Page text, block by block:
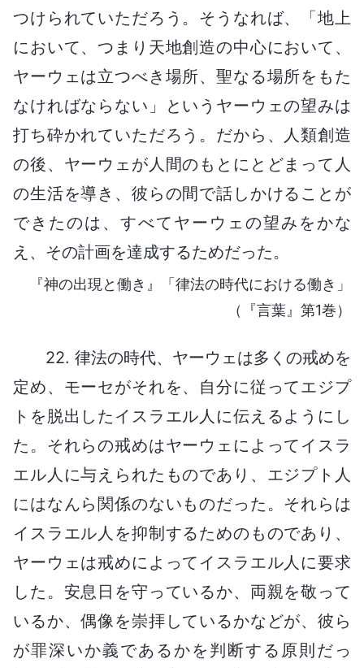
つけられていただろう。そうなれば、「地上
において、つまり天地創造の中心において、
ヤーウェは立つべき場所、聖なる場所をもた
なければならない」というヤーウェの望みは
打ち砕かれていただろう。だから、人類創造
の後、ヤーウェが人間のもとにとどまって人
の生活を導き、彼らの間で話しかけることが
できたのは、すべてヤーウェの望みをかな
え、その計画を達成するためだった。
『神の出現と働き』「律法の時代における働き」
（『言葉』第1巻）
22. 律法の時代、ヤーウェは多くの戒めを
定め、モーセがそれを、自分に従ってエジプ
トを脱出したイスラエル人に伝えるようにし
た。それらの戒めはヤーウェによってイスラ
エル人に与えられたものであり、エジプト人
にはなんら関係のないものだった。それらは
イスラエル人を抑制するためのものであり、
ヤーウェは戒めによってイスラエル人に要求
した。安息日を守っているか、両親を敬って
いるか、偶像を崇拝しているかなどが、彼ら
が罪深いか義であるかを判断する原則だっ